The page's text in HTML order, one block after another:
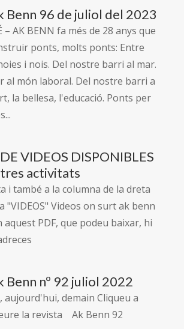
Benn 96 de juliol del 2023
– AK BENN fa més de 28 anys que
ponts, molts ponts: Entre
i nois. Del nostre barri al mar.
al món laboral. Del nostre barri a
la bellesa, l'educació. Ponts per
VIDEOS DISPONIBLES
activitats
i també a la columna de la dreta
"VIDEOS" Videos on surt ak benn
PDF, que podeu baixar, hi
Benn nº 92 juliol 2022
aujourd'hui, demain Cliqueu a
la revista Ak Benn 92